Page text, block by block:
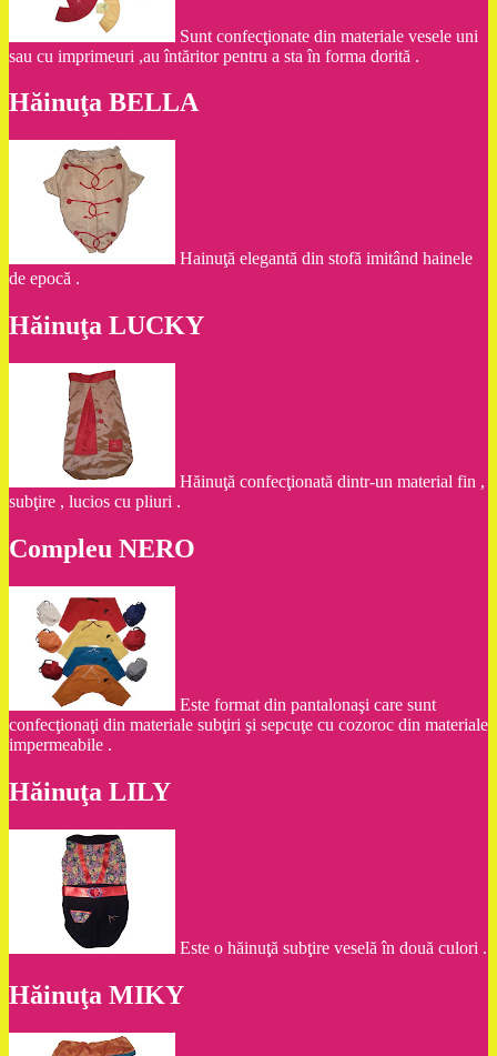
Sunt confecţionate din materiale vesele uni
sau cu imprimeuri ,au întăritor pentru a sta în forma dorită .
Hăinuţa BELLA
Hainuţă elegantă din stofă imitând hainele
de epocă .
Hăinuţa LUCKY
Hăinuţă confecţionată dintr-un material fin ,
subţire , lucios cu pliuri .
Compleu NERO
Este format din pantalonaşi care sunt
confecţionaţi din materiale subţiri şi sepcuţe cu cozoroc din materiale
impermeabile .
Hăinuţa LILY
Este o hăinuţă subţire veselă în două culori .
Hăinuţa MIKY